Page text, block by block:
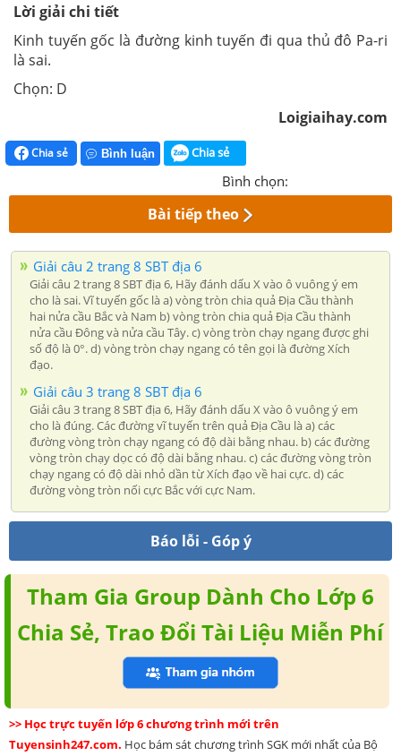
Lời giải chi tiết
Kinh tuyến gốc là đường kinh tuyến đi qua thủ đô Pa-ri
là sai.
Chọn: D
Loigiaihay.com
Chia sẻ Bình luận Chia sẻ
Bình chọn:
Bài tiếp theo
Giải câu 2 trang 8 SBT địa 6
Giải câu 2 trang 8 SBT địa 6, Hãy đánh dấu X vào ô vuông ý em
cho là sai. Vĩ tuyến gốc là a) vòng tròn chia quả Địa Cầu thành
hai nửa cầu Bắc và Nam b) vòng tròn chia quả Địa Cầu thành
nửa cầu Đông và nửa cầu Tây. c) vòng tròn chạy ngang được ghi
số độ là 0°. d) vòng tròn chạy ngang có tên gọi là đường Xích
đạo.
Giải câu 3 trang 8 SBT địa 6
Giải câu 3 trang 8 SBT địa 6, Hãy đánh dấu X vào ô vuông ý em
cho là đúng. Các đường vĩ tuyến trên quả Địa Cầu là a) các
đường vòng tròn chạy ngang có độ dài bằng nhau. b) các đường
vòng tròn chạy dọc có độ dài bằng nhau. c) các đường vòng tròn
chạy ngang có độ dài nhỏ dần từ Xích đạo về hai cực. d) các
đường vòng tròn nối cực Bắc với cực Nam.
Báo lỗi - Góp ý
Tham Gia Group Dành Cho Lớp 6
Chia Sẻ, Trao Đổi Tài Liệu Miễn Phí
>> Học trực tuyến lớp 6 chương trình mới trên
Tuyensinh247.com. Học bám sát chương trình SGK mới nhất của Bộ